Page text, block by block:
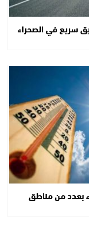
سريع في الصحراء
بعدد من مناطق